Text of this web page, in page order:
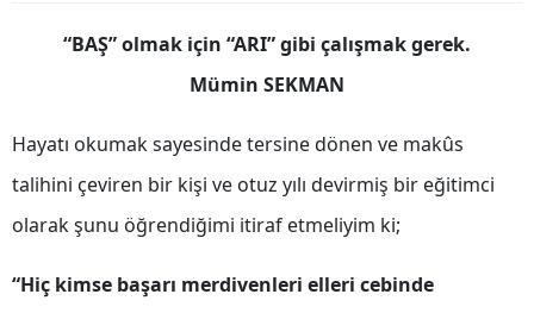
Erzurum
“BAŞ” olmak için “ARI” gibi çalışmak gerek.
Mümin SEKMAN
Hayatı okumak sayesinde tersine dönen ve makûs
talihini çeviren bir kişi ve otuz yılı devirmiş bir eğitimci
olarak şunu öğrendiğimi itiraf etmeliyim ki;
“Hiç kimse başarı merdivenleri elleri cebinde